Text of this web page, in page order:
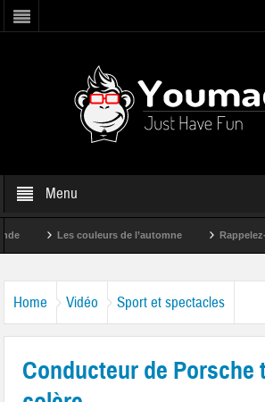
Menu
Les couleurs de l’automne Rappelez-
Home Vidéo Sport et spectacles
Conducteur de Porsche